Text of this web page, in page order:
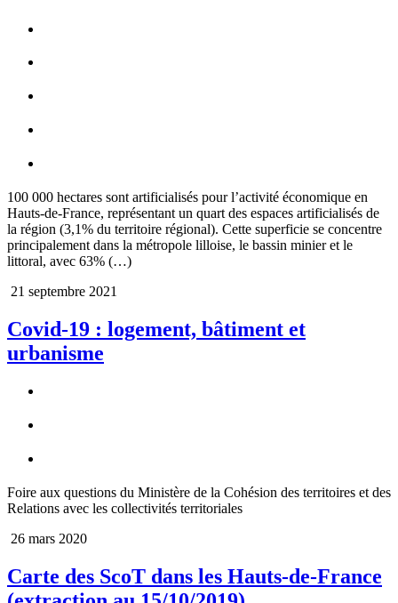
100 000 hectares sont artificialisés pour l’activité économique en
Hauts-de-France, représentant un quart des espaces artificialisés de
la région (3,1% du territoire régional). Cette superficie se concentre
principalement dans la métropole lilloise, le bassin minier et le
littoral, avec 63% (…)
21 septembre 2021
Covid-19 : logement, bâtiment et
urbanisme
Foire aux questions du Ministère de la Cohésion des territoires et des
Relations avec les collectivités territoriales
26 mars 2020
Carte des ScoT dans les Hauts-de-France